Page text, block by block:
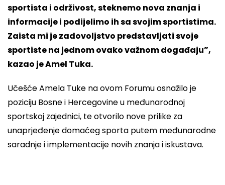
sportista i održivost, steknemo nova znanja i
informacije i podijelimo ih sa svojim sportistima.
Zaista mi je zadovoljstvo predstavljati svoje
sportiste na jednom ovako važnom događaju”,
kazao je Amel Tuka.
Učešće Amela Tuke na ovom Forumu osnažilo je
poziciju Bosne i Hercegovine u međunarodnoj
sportskoj zajednici, te otvorilo nove prilike za
unaprjeđenje domaćeg sporta putem međunarodne
saradnje i implementacije novih znanja i iskustava.